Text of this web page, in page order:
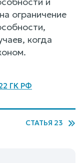
ограничение
когда
ГК РФ
СТАТЬЯ 23